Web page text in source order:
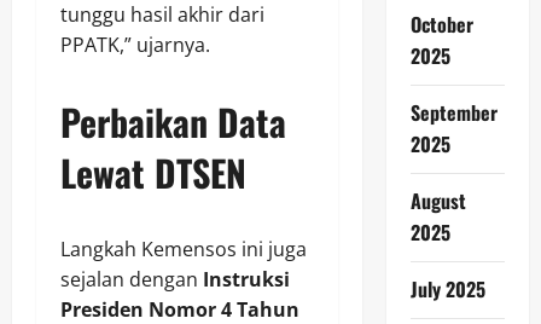
tunggu hasil akhir dari
PPATK,” ujarnya.
Perbaikan Data
Lewat DTSEN
Langkah Kemensos ini juga
sejalan dengan Instruksi
Presiden Nomor 4 Tahun
October
2025
September
2025
August
2025
July 2025